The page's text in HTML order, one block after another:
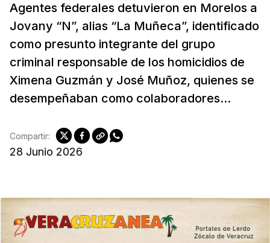
Agentes federales detuvieron en Morelos a
Jovany “N”, alias “La Muñeca”, identificado
como presunto integrante del grupo
criminal responsable de los homicidios de
Ximena Guzmán y José Muñoz, quienes se
desempeñaban como colaboradores...
28 Junio 2026
Compartir: